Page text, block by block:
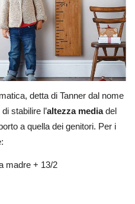
detta di Tanner dal nome
stabilire l’altezza mediadel
a quella dei genitori. Per i
madre + 13/2